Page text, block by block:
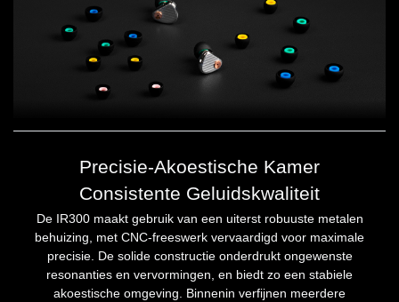
Precisie-Akoestische Kamer
Consistente Geluidskwaliteit
De IR300 maakt gebruik van een uiterst robuuste metalen
behuizing, met CNC-freeswerk vervaardigd voor maximale
precisie. De solide constructie onderdrukt ongewenste
resonanties en vervormingen, en biedt zo een stabiele
akoestische omgeving. Binnenin verfijnen meerdere